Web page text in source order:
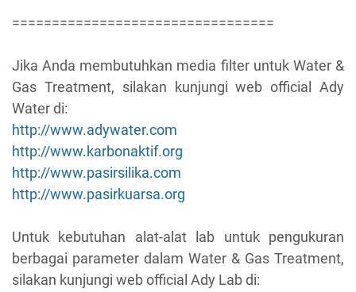
=================================
Jika Anda membutuhkan media filter untuk Water &
Gas Treatment, silakan kunjungi web official Ady
Water di:
http://www.adywater.com
http://www.karbonaktif.org
http://www.pasirsilika.com
http://www.pasirkuarsa.org
Untuk kebutuhan alat-alat lab untuk pengukuran
berbagai parameter dalam Water & Gas Treatment,
silakan kunjungi web official Ady Lab di: